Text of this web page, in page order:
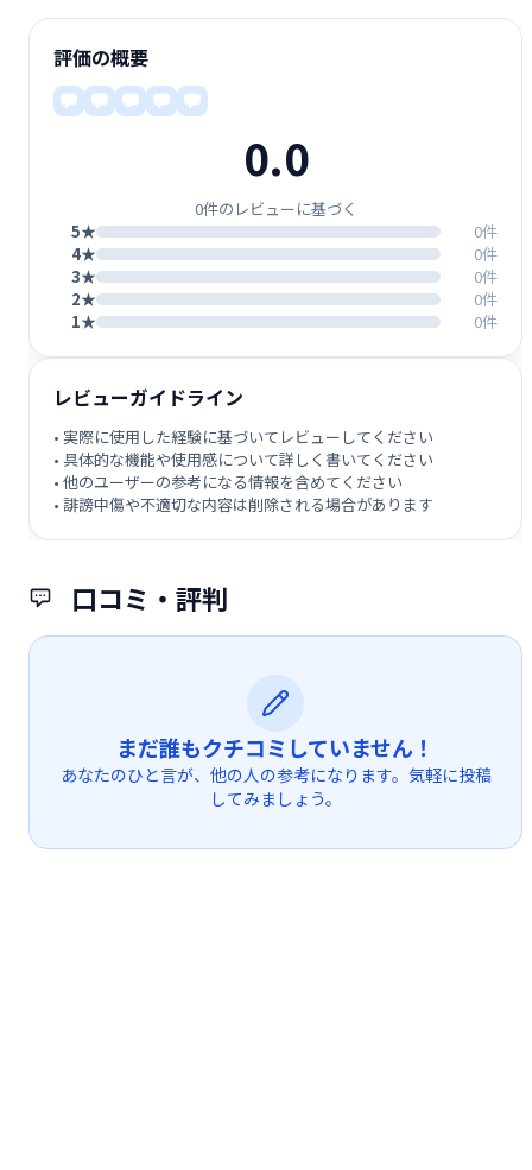
口コミ・評判
まだ誰もクチコミしていません！
あなたのひと言が、他の人の参考になります。気軽に投稿
してみましょう。
評価の概要
0.0
0件のレビューに基づく
5★
0件
4★
0件
3★
0件
2★
0件
1★
0件
レビューガイドライン
• 実際に使用した経験に基づいてレビューしてください
• 具体的な機能や使用感について詳しく書いてください
• 他のユーザーの参考になる情報を含めてください
• 誹謗中傷や不適切な内容は削除される場合があります